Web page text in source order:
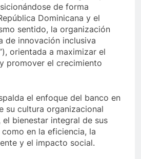
de forma
Dominicana y el
sentido, la organización
de innovación inclusiva
orientada a maximizar el
promover el crecimiento
el enfoque del banco en
su cultura organizacional
el bienestar integral de sus
en la eficiencia, la
y el impacto social.